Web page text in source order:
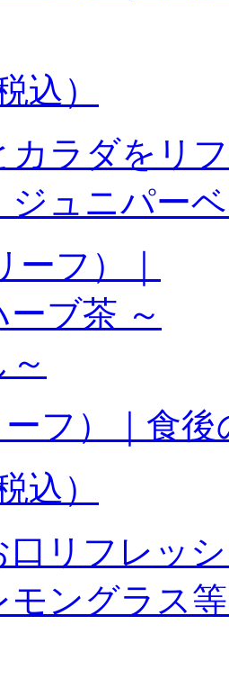
込）
カラダをリ
ジュニパー
ーフ）｜食
込）
口リフレッ
モングラス